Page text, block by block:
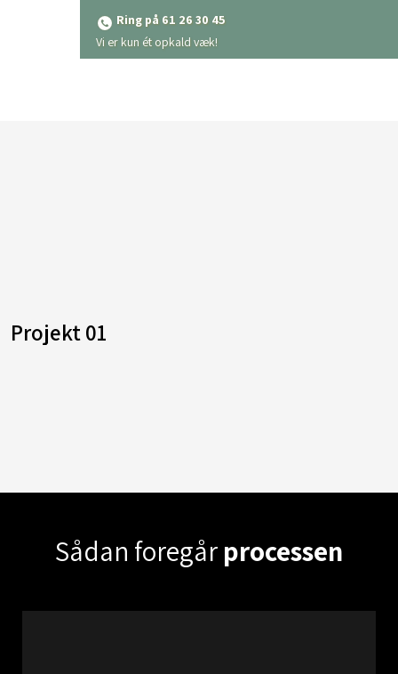
Ring på 61 26 30 45
​Vi er kun ét opkald væk!
Projekt 01
Sådan foregårprocessen